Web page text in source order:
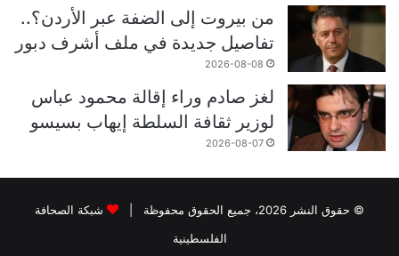
من بيروت إلى الضفة عبر الأردن؟..
تفاصيل جديدة في ملف أشرف دبور
2026-08-08
لغز صادم وراء إقالة محمود عباس
لوزير ثقافة السلطة إيهاب بسيسو
2026-08-07
© حقوق النشر 2026، جميع الحقوق محفوظة |
شبكة الصحافة
الفلسطينية